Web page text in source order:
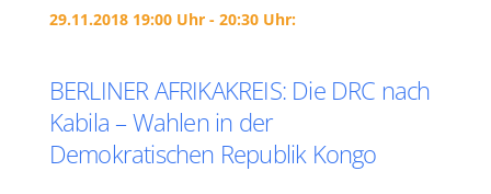
29.11.2018 19:00 Uhr - 20:30 Uhr:
BERLINER AFRIKAKREIS: Die DRC nach
Kabila – Wahlen in der
Demokratischen Republik Kongo